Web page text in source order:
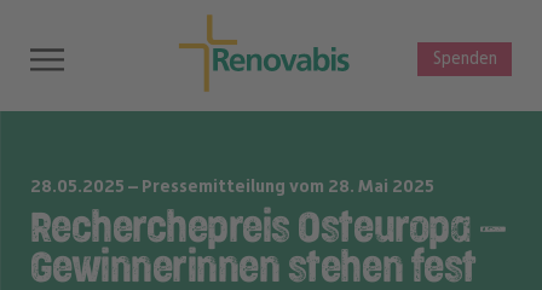
Spenden
28.05.2025 – Pressemitteilung vom 28. Mai 2025
Recherchepreis Osteuropa –
Gewinnerinnen stehen fest